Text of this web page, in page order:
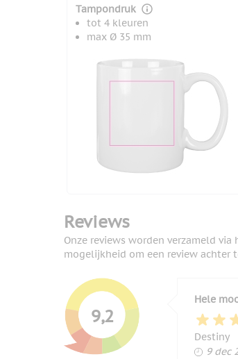
Tampondruk
tot 4 kleuren
max Ø 35 mm
Reviews
Onze reviews worden verzameld
mogelijkheid om een review achter
9,2
Hele
Destiny
9
9 dec